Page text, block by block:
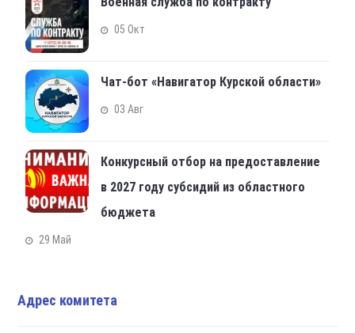
05 Окт
Чат-бот «Навигатор Курской области»
03 Авг
Конкурсный отбор на предоставление
в 2027 году субсидий из областного
бюджета
29 Май
Адрес комитета